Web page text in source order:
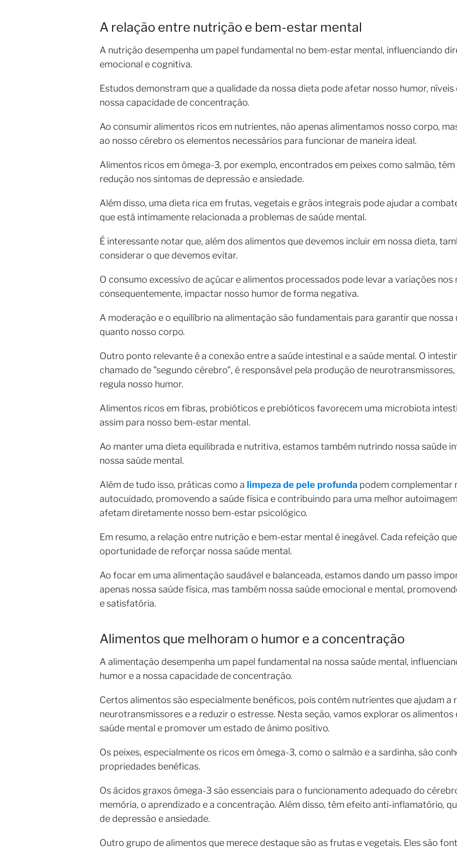
A relação entre nutrição e bem-estar mental
A nutrição desempenha um papel fundamental no bem-estar mental, influenciando
emocional e cognitiva.
Estudos demonstram que a qualidade da nossa dieta pode afetar nosso humor,
nossa capacidade de concentração.
Ao consumir alimentos ricos em nutrientes, não apenas alimentamos nosso corpo,
ao nosso cérebro os elementos necessários para funcionar de maneira ideal.
Alimentos ricos em ômega-3, por exemplo, encontrados em peixes como salmão,
redução nos sintomas de depressão e ansiedade.
Além disso, uma dieta rica em frutas, vegetais e grãos integrais pode ajudar a
que está intimamente relacionada a problemas de saúde mental.
É interessante notar que, além dos alimentos que devemos incluir em nossa dieta,
considerar o que devemos evitar.
O consumo excessivo de açúcar e alimentos processados pode levar a variações nos
consequentemente, impactar nosso humor de forma negativa.
A moderação e o equilíbrio na alimentação são fundamentais para garantir que
quanto nosso corpo.
Outro ponto relevante é a conexão entre a saúde intestinal e a saúde mental. O
chamado de "segundo cérebro", é responsável pela produção de
regula nosso humor.
Alimentos ricos em fibras, probióticos e prebióticos favorecem uma microbiota
assim para nosso bem-estar mental.
Ao manter uma dieta equilibrada e nutritiva, estamos também nutrindo nossa saúde
nossa saúde mental.
Além de tudo isso, práticas como a limpeza de pele profunda podem complementar
autocuidado, promovendo a saúde física e contribuindo para uma melhor
afetam diretamente nosso bem-estar psicológico.
Em resumo, a relação entre nutrição e bem-estar mental é inegável. Cada refeição
oportunidade de reforçar nossa saúde mental.
Ao focar em uma alimentação saudável e balanceada, estamos dando um passo
apenas nossa saúde física, mas também nossa saúde emocional e mental,
e satisfatória.
Alimentos que melhoram o humor e a concentração
A alimentação desempenha um papel fundamental na nossa saúde mental,
humor e a nossa capacidade de concentração.
Certos alimentos são especialmente benéficos, pois contêm nutrientes que ajudam a
neurotransmissores e a reduzir o estresse. Nesta seção, vamos explorar os alimentos
saúde mental e promover um estado de ânimo positivo.
Os peixes, especialmente os ricos em ômega-3, como o salmão e a sardinha, são
propriedades benéficas.
Os ácidos graxos ômega-3 são essenciais para o funcionamento adequado do
memória, o aprendizado e a concentração. Além disso, têm efeito anti-inflamatório,
de depressão e ansiedade.
Outro grupo de alimentos que merece destaque são as frutas e vegetais. Eles são